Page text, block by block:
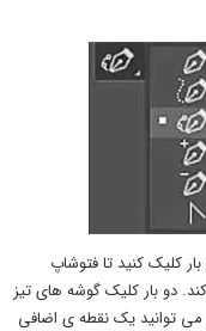
کلیک کنید تا فتوشاپ
دو بار کلیک گوشه های تیز
توانید یک نقطه ی اضافی